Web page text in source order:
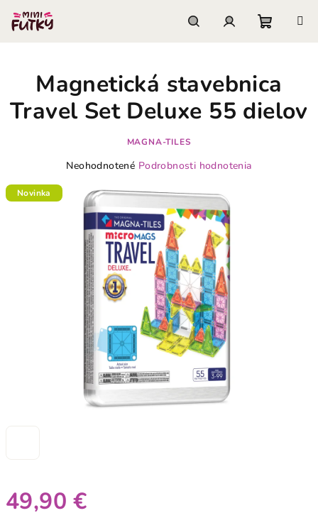
obsah
košík
49,90 €
Magnetická stavebnica
Travel Set Deluxe 55 dielov
MAGNA-TILES
Priemerné
produktu
hviezdičiek.
Neohodnotené Podrobnosti hodnotenia
Novinka